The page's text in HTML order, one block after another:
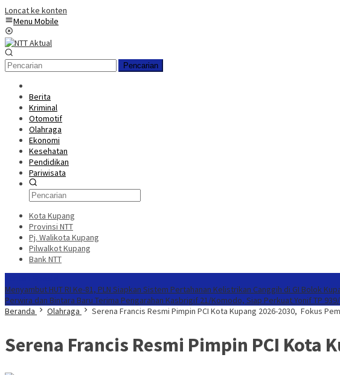
Loncat ke konten
Menu Mobile
Pencarian
Berita
Kriminal
Otomotif
Olahraga
Ekonomi
Kesehatan
Pendidikan
Pariwisata
Kota Kupang
Provinsi NTT
Pj. Walikota Kupang
Pilwalkot Kupang
Bank NTT
Menyambut HUT RI Ke-81, PLN Siapkan Sistem Pertahanan Kelistrikan Canggih di GI Bolok
Perwira dan Bintara Baru Terima Pengarahan Kasbrigif 21/Komodo, Siap Perkuat Yonif TP
Beranda
Olahraga Serena Francis Resmi Pimpin PCI Kota Kupang 2026-2030, Fokus
Serena Francis Resmi Pimpin PCI Kota